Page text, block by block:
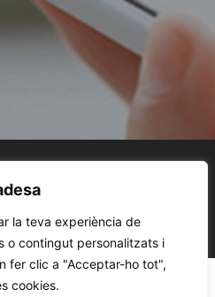
la teva experiència de
o contingut personalitzats i
fer clic a "Acceptar-ho tot",
cookies.
LEGALPOLÍTICA DE PRIVACIDAD